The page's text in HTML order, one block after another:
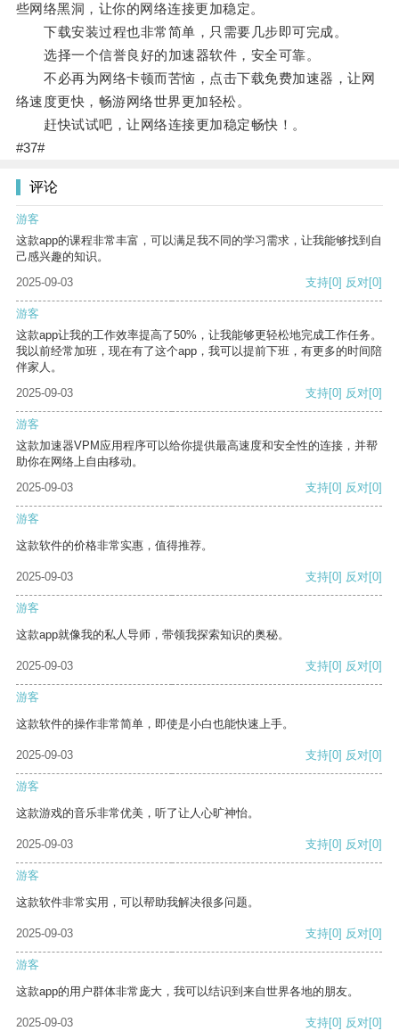
些网络黑洞，让你的网络连接更加稳定。
下载安装过程也非常简单，只需要几步即可完成。
选择一个信誉良好的加速器软件，安全可靠。
不必再为网络卡顿而苦恼，点击下载免费加速器，让网
络速度更快，畅游网络世界更加轻松。
赶快试试吧，让网络连接更加稳定畅快！。
#37#
评论
游客
这款app的课程非常丰富，可以满足我不同的学习需求，让我能够找到自
己感兴趣的知识。
2025-09-03
支持[0] 反对[0]
游客
这款app让我的工作效率提高了50%，让我能够更轻松地完成工作任务。
我以前经常加班，现在有了这个app，我可以提前下班，有更多的时间陪
伴家人。
2025-09-03
支持[0] 反对[0]
游客
这款加速器VPM应用程序可以给你提供最高速度和安全性的连接，并帮
助你在网络上自由移动。
2025-09-03
支持[0] 反对[0]
游客
这款软件的价格非常实惠，值得推荐。
2025-09-03 支持[0] 反对[0]
游客
这款app就像我的私人导师，带领我探索知识的奥秘。
2025-09-03 支持[0] 反对[0]
游客
这款软件的操作非常简单，即使是小白也能快速上手。
2025-09-03 支持[0] 反对[0]
游客
这款游戏的音乐非常优美，听了让人心旷神怡。
2025-09-03 支持[0] 反对[0]
游客
这款软件非常实用，可以帮助我解决很多问题。
2025-09-03 支持[0] 反对[0]
游客
这款app的用户群体非常庞大，我可以结识到来自世界各地的朋友。
2025-09-03 支持[0] 反对[0]